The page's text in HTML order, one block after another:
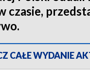
czasie,
CAŁE WYDANIE